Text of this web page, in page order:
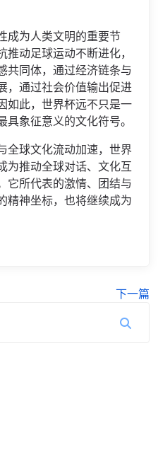
成为人类文明的重要节
动足球运动不断进化，
共同体，通过经济链条与
，通过社会价值输出促进
如此，世界杯远不只是一
象征意义的文化符号。
全球文化流动加速，世界
为推动全球对话、文化互
它所代表的激情、团结与
精神坐标，也将继续成为
下一篇